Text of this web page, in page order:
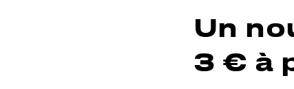
Un
3 € à